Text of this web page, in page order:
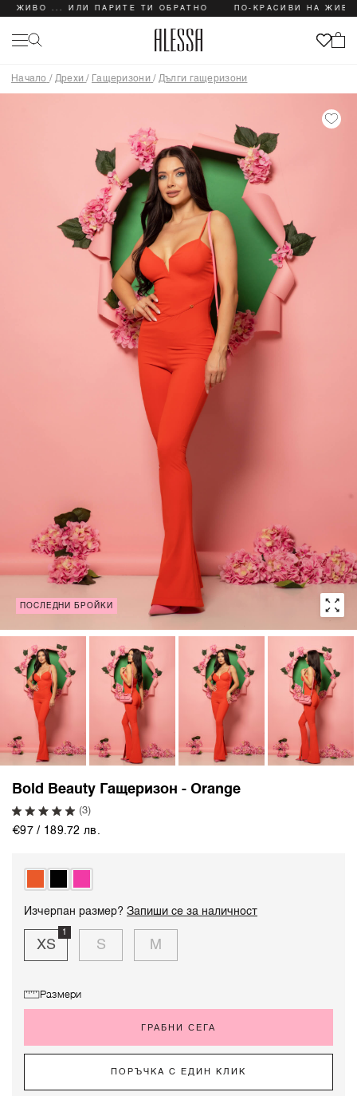
ЖИВО ... ИЛИ ПАРИТЕ ТИ ОБРАТНО ПО-КРАСИВИ НА ЖИВО
Начало / Дрехи / Гащеризони / Дълги гащеризони
ПОСЛЕДНИ БРОЙКИ
Bold Beauty Гащеризон - Orange
(3)
€97 / 189.72 лв.
Изчерпан размер?Запиши се за наличност
XS
1
S M
Размери
ГРАБНИ СЕГА
ПОРЪЧКА С ЕДИН КЛИК